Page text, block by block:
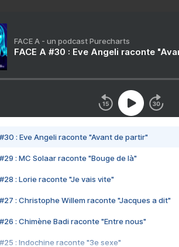
FACE A - un podcast Purecharts
FACE A #30 : Eve Angeli raconte
#30 : Eve Angeli raconte "Avant de partir"
#29 : MC Solaar raconte "Bouge de là"
#28 : Lorie raconte "Je vais vite"
#27 : Christophe Willem raconte "Jacques a dit"
#26 : Chimène Badi raconte "Entre nous"
#25 : Indochine raconte "3e sexe"